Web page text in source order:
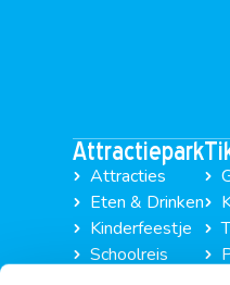
Attractiepark
Attracties
Eten & Drinken
Kinderfeestje
Schoolreis